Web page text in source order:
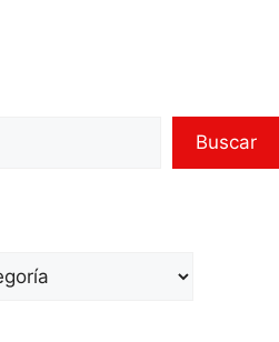
Buscar